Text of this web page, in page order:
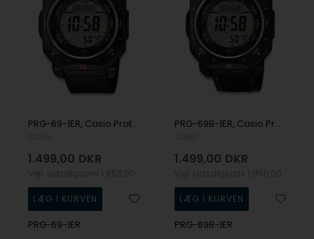
PRG-69-1ER, Casio Protrek PRG-69-1ER Digital Herre m/rem
1.499,00 DKR
PRG-69-1ER
PRG-69B-1ER, Casio Protrek PRG-69B-1ER Digital Herre m/rem
1.499,00 DKR
PRG-69B-1ER